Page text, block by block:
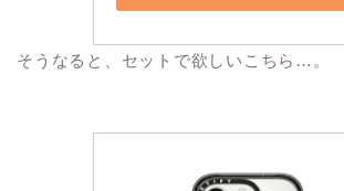
そうなると、セットで欲しいこちら…。